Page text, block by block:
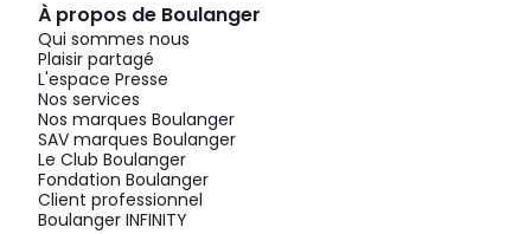
À propos de Boulanger
Qui sommes nous
Plaisir partagé
L'espace Presse
Nos services
Nos marques Boulanger
SAV marques Boulanger
Le Club Boulanger
Fondation Boulanger
Client professionnel
Boulanger INFINITY